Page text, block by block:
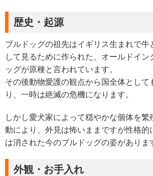
歴史・起源
ブルドッグの祖先はイギリス生まれで牛
して見るために作られた、オールドイン
ッグが原種と言われています。
その後動物愛護の観点から国全体として
り、一時は絶滅の危機になります。
しかし愛犬家によって穏やかな個体を繁
動により、外見は怖いままですが性格的
は消された今のブルドッグの姿がありま
外観・お手入れ